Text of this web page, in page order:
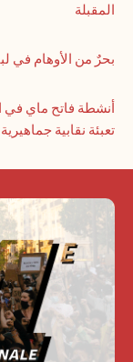
المقبلة
بحرٌ من الأوهام في
أنشطة فاتح ماي في
تعبئة نقابية جماهيرية